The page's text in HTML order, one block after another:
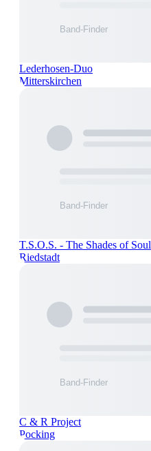
Lederhosen-Duo
Mitterskirchen
T.S.O.S. - The Shades of Soul
Riedstadt
C & R Project
Pocking